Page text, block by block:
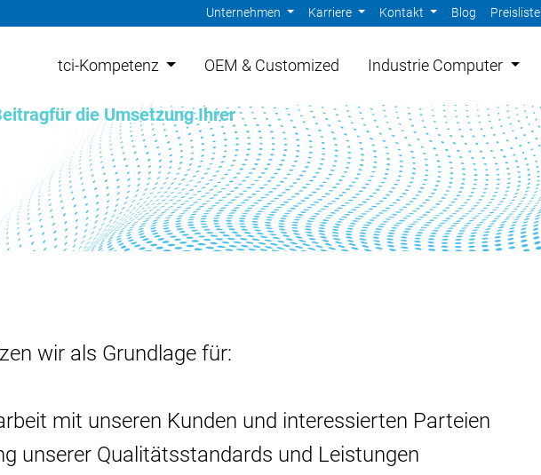
Unternehmen Karriere Kontakt Blog Preisliste
tci-Kompetenz OEM & Customized Industrie Computer
die Umsetzung Ihrer
wir als Grundlage für:
mit unseren Kunden und interessierten Parteien
unserer Qualitätsstandards und Leistungen